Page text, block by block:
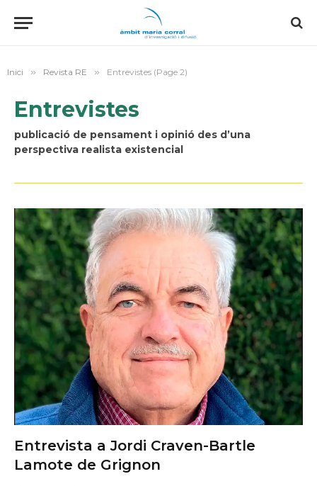
Inici » Revista RE » Entrevistes (Page 2)
Entrevistes
publicació de pensament i opinió des d’una
perspectiva realista existencial
Entrevista a Jordi Craven-Bartle
Lamote de Grignon